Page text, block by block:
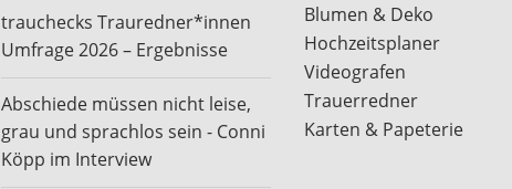
trauchecks Trauredner*innen
Umfrage 2026 – Ergebnisse
Abschiede müssen nicht leise,
grau und sprachlos sein - Conni
Köpp im Interview
Blumen & Deko
Hochzeitsplaner
Videografen
Trauerredner
Karten & Papeterie